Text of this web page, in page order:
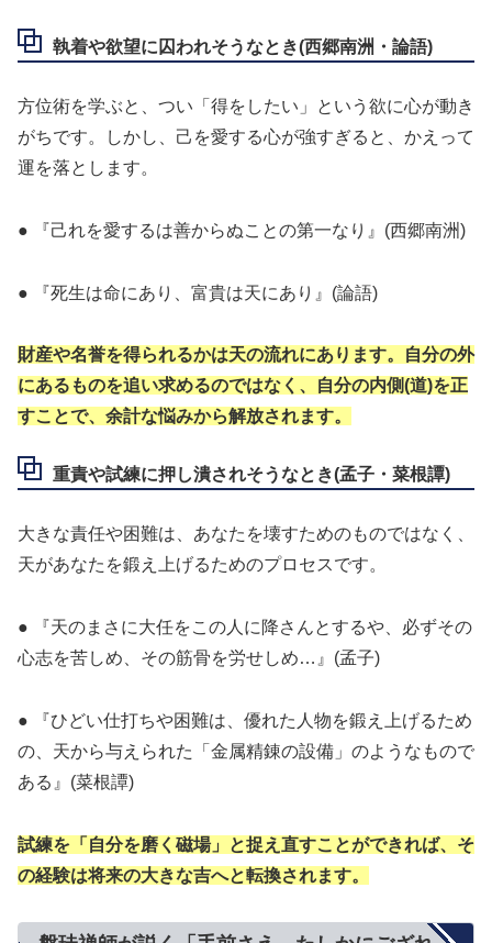
執着や欲望に囚われそうなとき(西郷南洲・論語)
方位術を学ぶと、つい「得をしたい」という欲に心が動き
がちです。しかし、己を愛する心が強すぎると、かえって
運を落とします。
● 『己れを愛するは善からぬことの第一なり』(西郷南洲)
● 『死生は命にあり、富貴は天にあり』(論語)
財産や名誉を得られるかは天の流れにあります。自分の外
にあるものを追い求めるのではなく、自分の内側(道)を正
すことで、余計な悩みから解放されます。
重責や試練に押し潰されそうなとき(孟子・菜根譚)
大きな責任や困難は、あなたを壊すためのものではなく、
天があなたを鍛え上げるためのプロセスです。
● 『天のまさに大任をこの人に降さんとするや、必ずその
心志を苦しめ、その筋骨を労せしめ…』(孟子)
● 『ひどい仕打ちや困難は、優れた人物を鍛え上げるため
の、天から与えられた「金属精錬の設備」のようなもので
ある』(菜根譚)
試練を「自分を磨く磁場」と捉え直すことができれば、そ
の経験は将来の大きな吉へと転換されます。